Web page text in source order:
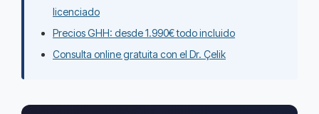
licenciado
Precios GHH: desde 1.990€ todo incluido
Consulta online gratuita con el Dr. Çelik